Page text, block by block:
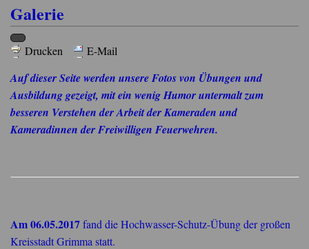
Galerie
Drucken E-Mail
Auf dieser Seite werden unsere Fotos von Übungen und
Ausbildung gezeigt, mit ein wenig Humor untermalt zum
besseren Verstehen der Arbeit der Kameraden und
Kameradinnen der Freiwilligen Feuerwehren.
Am 06.05.2017fand die Hochwasser-Schutz-Übung der großen
Kreisstadt Grimma statt.